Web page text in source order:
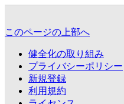
このページの上部へ
健全化の取り組み
プライバシーポリシー
新規登録
利用規約